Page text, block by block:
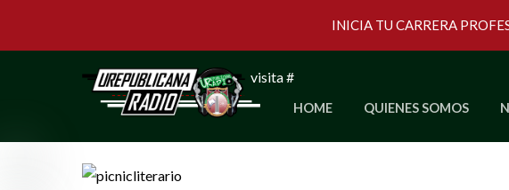
visita #
HOME QUIENES SOMOS
INICIA TU CARRERA